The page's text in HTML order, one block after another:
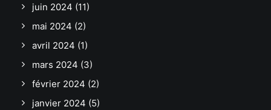
juin 2024 (11)
mai 2024 (2)
avril 2024 (1)
mars 2024 (3)
février 2024 (2)
janvier 2024 (5)